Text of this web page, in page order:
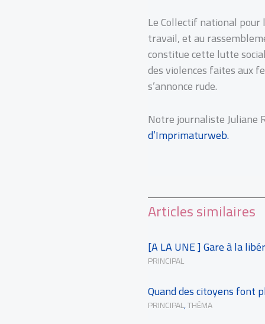
Le Collectif national pour
travail, et au
constitue cette lutte
des violences faites aux
s’annonce rude.
Notre journaliste Juliane
d’Imprimaturweb.
Articles similaires
[A LA UNE ] Gare à la
PRINCIPAL
Quand des citoyens font
PRINCIPAL,THÉMA